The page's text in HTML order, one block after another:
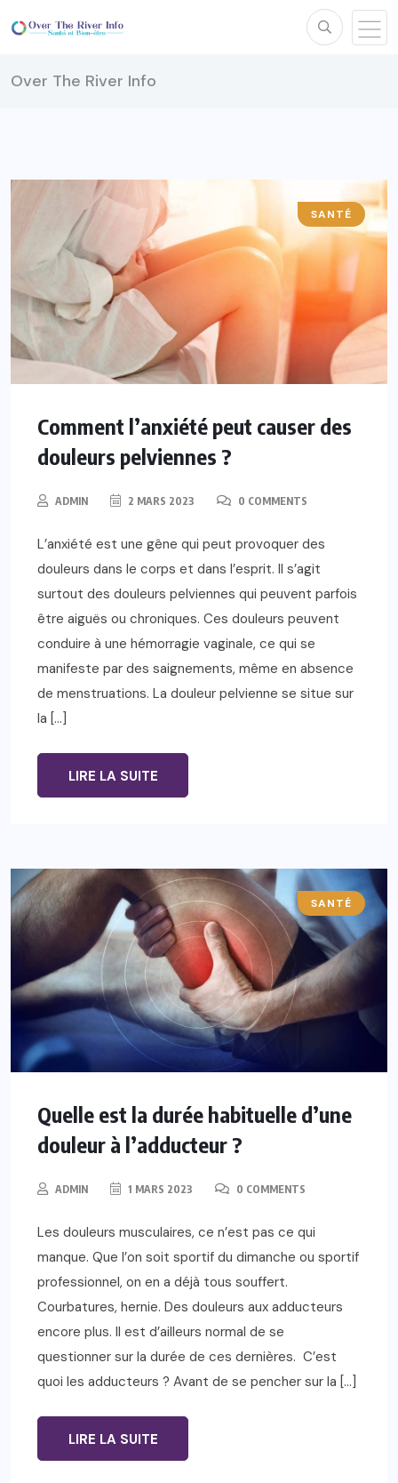
Over The River Info
SANTÉ
Comment l’anxiété peut causer des
douleurs pelviennes ?
ADMIN 2 MARS 2023 0 COMMENTS
L’anxiété est une gêne qui peut provoquer des
douleurs dans le corps et dans l’esprit. Il s’agit
surtout des douleurs pelviennes qui peuvent parfois
être aiguës ou chroniques. Ces douleurs peuvent
conduire à une hémorragie vaginale, ce qui se
manifeste par des saignements, même en absence
de menstruations. La douleur pelvienne se situe sur
la […]
LIRE LA SUITE
SANTÉ
Quelle est la durée habituelle d’une
douleur à l’adducteur ?
ADMIN 1 MARS 2023 0 COMMENTS
Les douleurs musculaires, ce n’est pas ce qui
manque. Que l’on soit sportif du dimanche ou sportif
professionnel, on en a déjà tous souffert.
Courbatures, hernie. Des douleurs aux adducteurs
encore plus. Il est d’ailleurs normal de se
questionner sur la durée de ces dernières. C’est
quoi les adducteurs ? Avant de se pencher sur la […]
LIRE LA SUITE